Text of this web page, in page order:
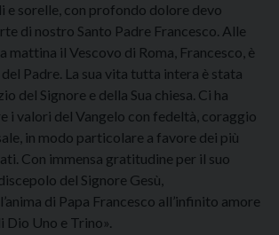
e sorelle, con profondo dolore devo
di nostro Santo Padre Francesco. Alle
mattina il Vescovo di Roma, Francesco, è
Padre. La sua vita tutta intera è stata
del Signore e della Sua chiesa. Ci ha
i valori del Vangelo con fedeltà, coraggio
in modo particolare a favore dei più
Con immensa gratitudine per il suo
del Signore Gesù,
di Papa Francesco all’infinito amore
Uno e Trino».